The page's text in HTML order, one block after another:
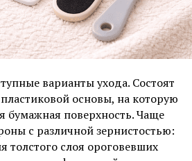
варианты ухода. Состоят
основы, на которую
бумажная поверхность. Чаще
с различной зернистостью:
толстого слоя ороговевших